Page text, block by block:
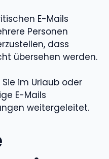
E-Mails
Personen
dass
übersehen werden.
im Urlaub oder
E-Mails
weitergeleitet.